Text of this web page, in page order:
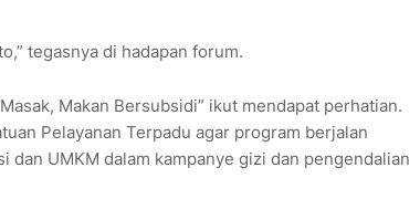
tegasnya di hadapan forum.
Makan Bersubsidi” ikut mendapat perhatian.
Pelayanan Terpadu agar program berjalan
UMKM dalam kampanye gizi dan pengendalian